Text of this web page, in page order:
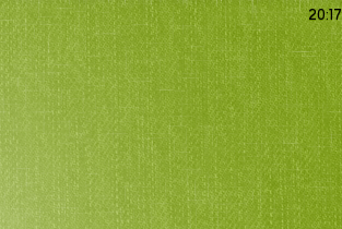
20:17